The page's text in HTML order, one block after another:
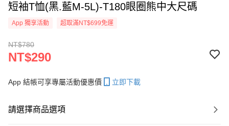
短袖T恤(黑.藍M-5L)-T180眼圈熊中大尺碼
App 獨享活動 超取滿NT$699免運
NT$780
NT$290
App 結帳可享專屬活動優惠價 立即下載
請選擇商品選項